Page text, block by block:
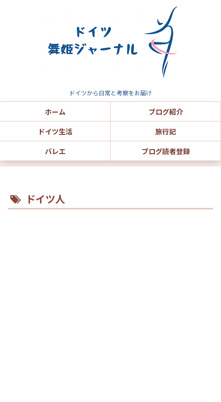
ドイツから日常と考察をお届け
ホーム
ブログ紹介
ドイツ生活
旅行記
バレエ
ブログ読者登録
ドイツ人